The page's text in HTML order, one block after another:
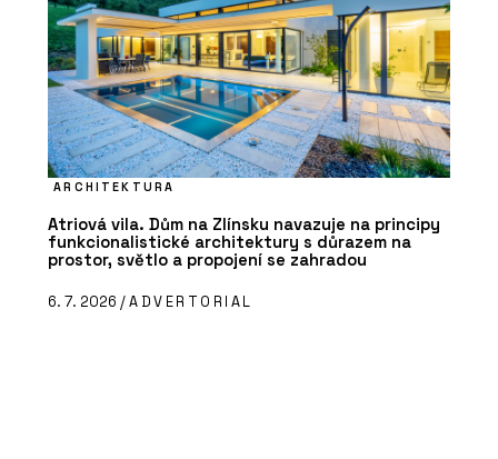
ARCHITEKTURA
Atriová vila. Dům na Zlínsku navazuje na principy
funkcionalistické architektury s důrazem na
prostor, světlo a propojení se zahradou
6. 7. 2026 /ADVERTORIAL